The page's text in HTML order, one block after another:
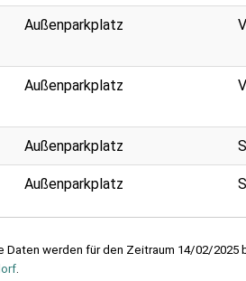
Außenparkplatz
Außenparkplatz
Außenparkplatz
Außenparkplatz
werden für den Zeitraum 14/02/
.